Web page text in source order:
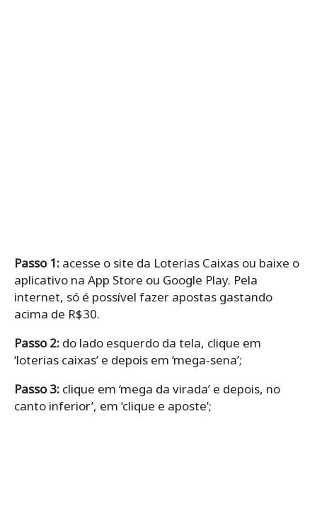
Passo 1: acesse o site da Loterias Caixas ou baixe o
aplicativo na App Store ou Google Play. Pela
internet, só é possível fazer apostas gastando
acima de R$30.
Passo 2: do lado esquerdo da tela, clique em
‘loterias caixas’ e depois em ‘mega-sena’;
Passo 3: clique em ‘mega da virada’ e depois, no
canto inferior’, em ‘clique e aposte’;